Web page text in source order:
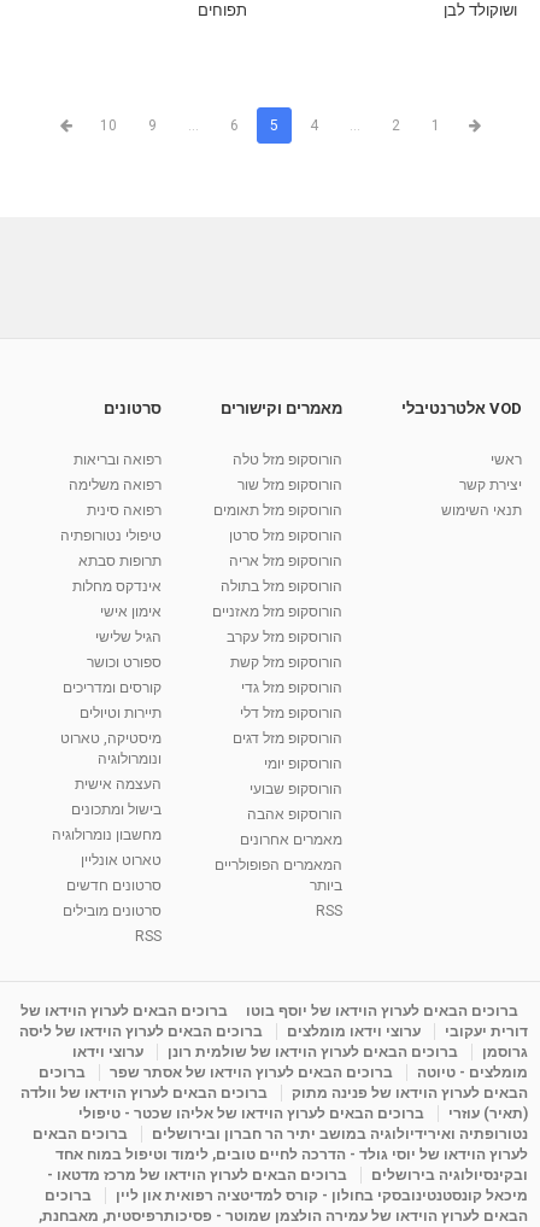
ושוקולד לבן
תפוחים
1
2
...
4
5
6
...
9
10
VOD אלטרנטיבלי
ראשי
יצירת קשר
תנאי השימוש
מאמרים וקישורים
הורוסקופ מזל טלה
הורוסקופ מזל שור
הורוסקופ מזל תאומים
הורוסקופ מזל סרטן
הורוסקופ מזל אריה
הורוסקופ מזל בתולה
הורוסקופ מזל מאזניים
הורוסקופ מזל עקרב
הורוסקופ מזל קשת
הורוסקופ מזל גדי
הורוסקופ מזל דלי
הורוסקופ מזל דגים
הורוסקופ יומי
הורוסקופ שבועי
הורוסקופ אהבה
מאמרים אחרונים
המאמרים הפופולריים
ביותר
RSS
סרטונים
רפואה ובריאות
רפואה משלימה
רפואה סינית
טיפולי נטורופתיה
תרופות סבתא
אינדקס מחלות
אימון אישי
הגיל שלישי
ספורט וכושר
קורסים ומדריכים
תיירות וטיולים
מיסטיקה, טארוט
ונומרולוגיה
העצמה אישית
בישול ומתכונים
מחשבון נומרולוגיה
טארוט אונליין
סרטונים חדשים
סרטונים מובילים
RSS
ברוכים הבאים לערוץ הוידאו של יוסף בוטו
ברוכים הבאים לערוץ הוידאו של
דורית יעקובי
ערוצי וידאו מומלצים
ברוכים הבאים לערוץ הוידאו של ליסה
גרוסמן
ברוכים הבאים לערוץ הוידאו של שולמית רונן
ערוצי וידאו
מומלצים - טיוטה
ברוכים הבאים לערוץ הוידאו של אסתר שפר
ברוכים
הבאים לערוץ הוידאו של פנינה מתוק
ברוכים הבאים לערוץ הוידאו של וולדה
(תאיר) עוזרי
ברוכים הבאים לערוץ הוידאו של אליהו שכטר - טיפולי
נטורופתיה ואירידיולוגיה במושב יתיר הר חברון ובירושלים
ברוכים הבאים
לערוץ הוידאו של יוסי גולד - הדרכה לחיים טובים, לימוד וטיפול במוח אחד
ובקינסיולוגיה בירושלים
ברוכים הבאים לערוץ הוידאו של מרכז מדטאו -
מיכאל קונסטנטינובסקי בחולון - קורס למדיטציה רפואית און ליין
ברוכים
הבאים לערוץ הוידאו של עמירה הולצמן שמוטר - פסיכותרפיסטית, מאבחנת,